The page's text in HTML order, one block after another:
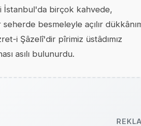
İstanbul'da birçok kahvede,
seherde besmeleyle açılır
i Şâzelî'dir pîrimiz üstâdımız
asılı bulunurdu.